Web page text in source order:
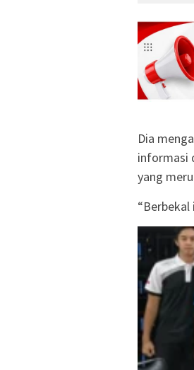
Dia
informasi
yang